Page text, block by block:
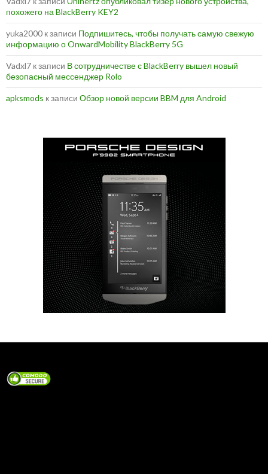
похожего на BlackBerry KEY2
yuka2000 к записи Подпишитесь, чтобы получать самую свежую
информацию о OnwardMobility BlackBerry 5G
Vadxl7 к записи В сотрудничестве с BlackBerry вышел новый
безопасный мессенджер Rolo
apksmods к записи Обзор новой версии BBM для Android